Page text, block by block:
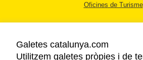
Oficines de Turisme
Galetes catalunya.com
Utilitzem galetes pròpies i de